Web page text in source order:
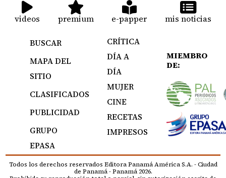
videos premium e-papper mis noticias
BUSCAR
MAPA DEL
SITIO
CLASIFICADOS
PUBLICIDAD
GRUPO
EPASA
CRÍTICA
DÍA A
DÍA
MUJER
CINE
RECETAS
IMPRESOS
MIEMBRO
DE:
Todos los derechos reservados Editora Panamá América S.A. - Ciudad
de Panamá - Panamá 2026.